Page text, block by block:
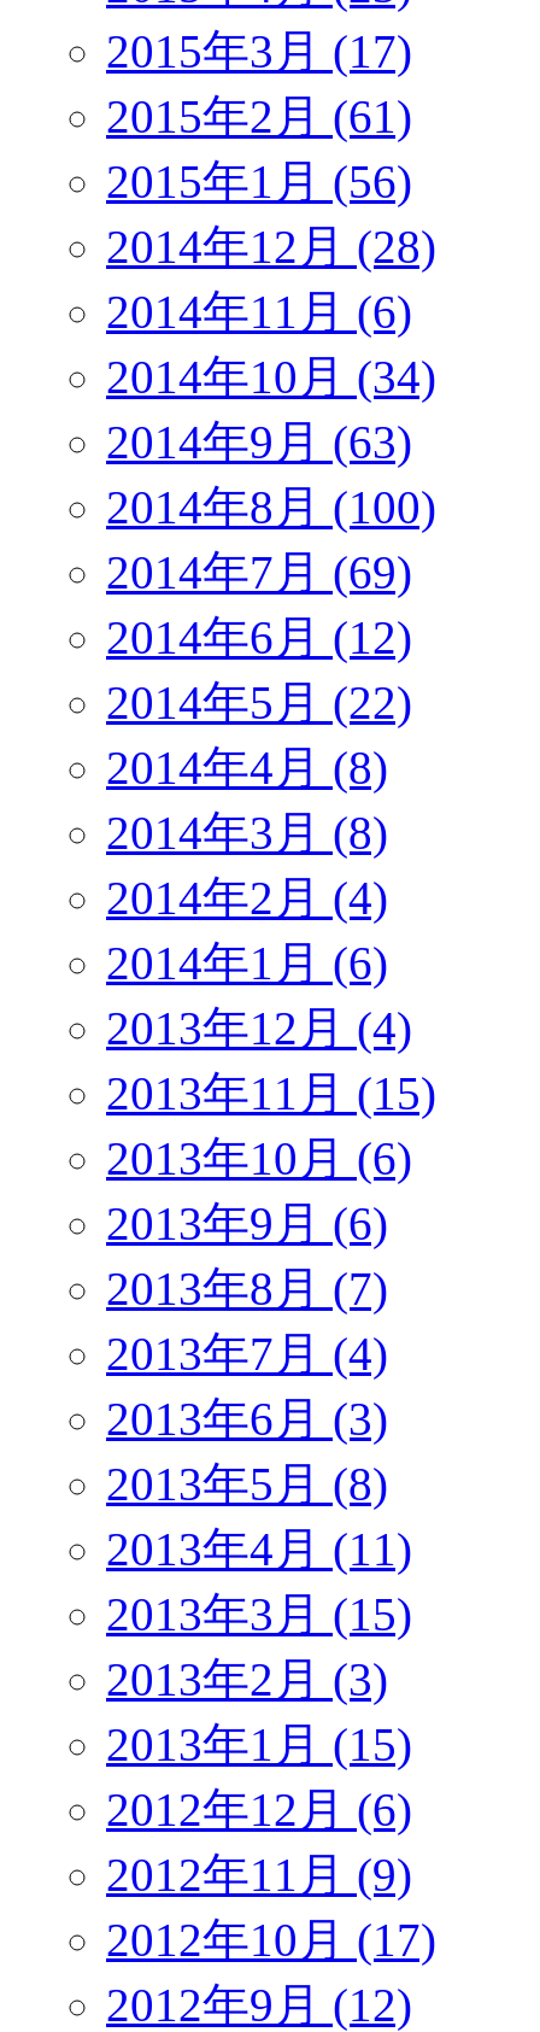
2015年3月 (17)
2015年2月 (61)
2015年1月 (56)
2014年12月 (28)
2014年11月 (6)
2014年10月 (34)
2014年9月 (63)
2014年8月 (100)
2014年7月 (69)
2014年6月 (12)
2014年5月 (22)
2014年4月 (8)
2014年3月 (8)
2014年2月 (4)
2014年1月 (6)
2013年12月 (4)
2013年11月 (15)
2013年10月 (6)
2013年9月 (6)
2013年8月 (7)
2013年7月 (4)
2013年6月 (3)
2013年5月 (8)
2013年4月 (11)
2013年3月 (15)
2013年2月 (3)
2013年1月 (15)
2012年12月 (6)
2012年11月 (9)
2012年10月 (17)
2012年9月 (12)